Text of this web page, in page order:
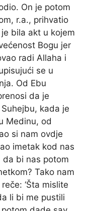
On je potom
r.a., prihvatio
bila akt u kojem
Bogu jer
radi Allaha i
se u
Od Ebu
da je
kada je
Medinu, od
si nam ovdje
imetak kod nas
da bi nas potom
Tako nam
‘Šta mislite
li bi me pustili